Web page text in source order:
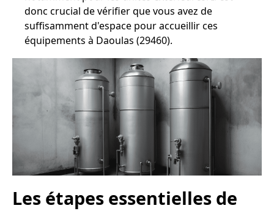
donc crucial de vérifier que vous avez de
suffisamment d'espace pour accueillir ces
équipements à Daoulas (29460).
Les étapes essentielles de